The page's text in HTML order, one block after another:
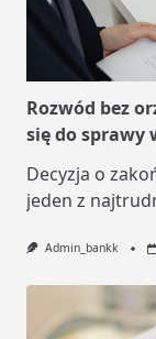
Rozwód bez
się do sprawy
Decyzja o
jeden z
Admin_bankk